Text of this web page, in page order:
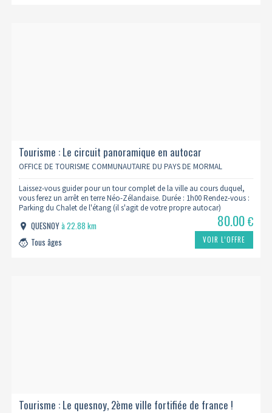
Tourisme : Le circuit panoramique en autocar
OFFICE DE TOURISME COMMUNAUTAIRE DU PAYS DE MORMAL
Laissez-vous guider pour un tour complet de la ville au cours duquel,
vous ferez un arrêt en terre Néo-Zélandaise. Durée : 1h00 Rendez-vous :
Parking du Chalet de l'étang (il s'agit de votre propre autocar)
QUESNOYà 22.88 km
Tous âges
80.00€
VOIR L’OFFRE
Tourisme : Le quesnoy, 2ème ville fortifiée de france !